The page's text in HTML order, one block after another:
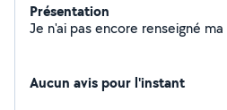
Présentation
Aucun avis pour l'instant